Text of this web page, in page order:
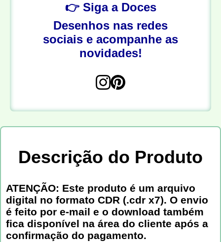
👉 Siga a Doces
Desenhos nas redes
sociais e acompanhe as
novidades!
Descrição do Produto
ATENÇÃO: Este produto é um arquivo
digital no formato CDR (.cdr x7). O envio
é feito por e-mail e o download também
fica disponível na área do cliente após a
confirmação do pagamento.